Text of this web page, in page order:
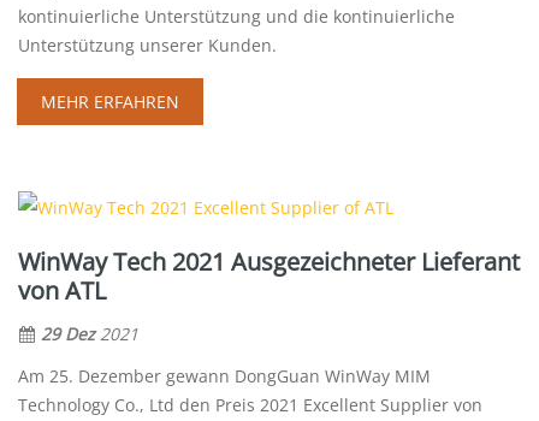
kontinuierliche Unterstützung und die kontinuierliche
Unterstützung unserer Kunden.
MEHR ERFAHREN
WinWay Tech 2021 Ausgezeichneter Lieferant
von ATL
29 Dez 2021
Am 25. Dezember gewann DongGuan WinWay MIM
Technology Co., Ltd den Preis 2021 Excellent Supplier von